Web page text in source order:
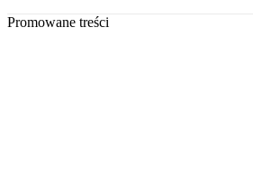
Promowane treści